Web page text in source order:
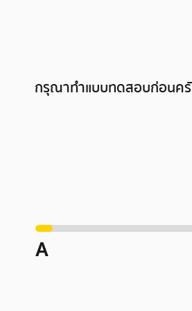
กรุณาทำแบบทดสอบก่อนค
A